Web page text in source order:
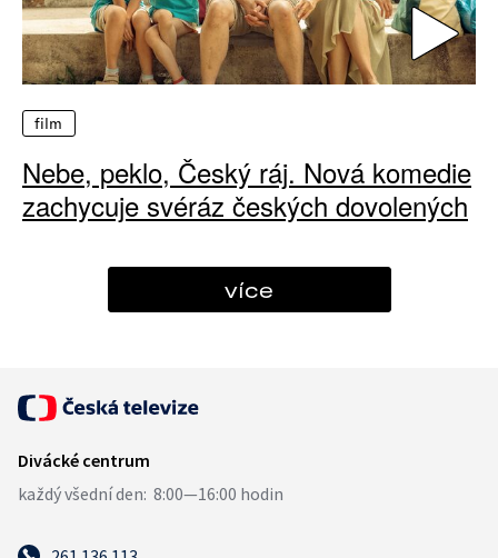
film
Nebe, peklo, Český ráj. Nová komedie
zachycuje svéráz českých dovolených
více